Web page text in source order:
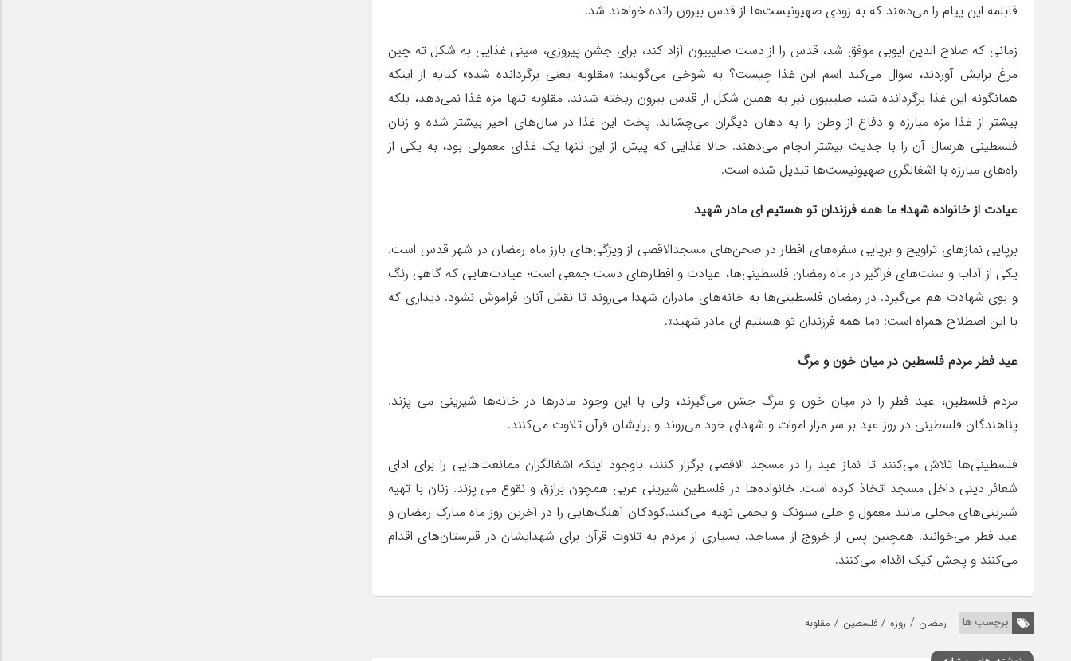
قابلمه این پیام را می‌دهند که به زودی صهیونیست‌ها از قدس بیرون رانده خواهند شد.
زمانی که صلاح الدین ایوبی موفق شد، قدس را از دست صلیبیون آزاد کند، برای جشن پیروزی، سینی غذایی به شکل ته چین
مرغ برایش آوردند، سوال می‌کند اسم این غذا چیست؟ به شوخی می‌گویند: «مقلوبه یعنی برگردانده شده» کنایه از اینکه
همانگونه این غذا برگردانده شد، صلیبیون نیز به همین شکل از قدس بیرون ریخته شدند. مقلوبه تنها مزه غذا نمی‌دهد، بلکه
بیشتر از غذا مزه مبارزه و دفاع از وطن را به دهان دیگران می‌چشاند. پخت این غذا در سال‌های اخیر بیشتر شده و زنان
فلسطینی هرسال آن را با جدیت بیشتر انجام می‌دهند. حالا غذایی که پیش از این تنها یک غذای معمولی بود، به یکی از
راه‌های مبارزه با اشغالگری صهیونیست‌ها تبدیل شده است.
عیادت از خانواده شهدا؛ ما همه فرزندان تو هستیم ای مادر شهید
برپایی نمازهای تراویح و برپایی سفره‌های افطار در صحن‌های مسجدالاقصی از ویژگی‌های بارز ماه رمضان در شهر قدس است.
یکی از آداب و سنت‌های فراگیر در ماه رمضان فلسطینی‌ها، عیادت و افطارهای دست جمعی است؛ عیادت‌هایی که گاهی رنگ
و بوی شهادت هم می‌گیرد. در رمضان فلسطینی‌ها به خانه‌های مادران شهدا می‌روند تا نقش آنان فراموش نشود. دیداری که
با این اصطلاح همراه است: «ما همه فرزندان تو هستیم ای مادر شهید».
عید فطر مردم فلسطین در میان خون و مرگ
مردم فلسطین، عید فطر را در میان خون و مرگ جشن می‌گیرند، ولی با این وجود مادرها در خانه‌ها شیرینی می پزند.
پناهندگان فلسطینی در روز عید بر سر مزار اموات و شهدای خود می‌روند و برایشان قرآن تلاوت می‌کنند.
فلسطینی‌ها تلاش می‌کنند تا نماز عید را در مسجد الاقصی برگزار کنند، باوجود اینکه اشغالگران ممانعت‌هایی را برای ادای
شعائر دینی داخل مسجد اتخاذ کرده است. خانواده‌ها در فلسطین شیرینی عربی همچون برازق و نقوع می پزند. زنان با تهیه
شیرینی‌های محلی مانند معمول و حلی سنونک و یحمی تهیه می‌کنند.کودکان آهنگ‌هایی را در آخرین روز ماه مبارک رمضان و
عید فطر می‌خوانند. همچنین پس از خروج از مساجد، بسیاری از مردم به تلاوت قرآن برای شهدایشان در قبرستان‌های اقدام
می‌کنند و پخش کیک اقدام می‌کنند.
برچسب ها رمضان / روزه / فلسطین / مقلوبه